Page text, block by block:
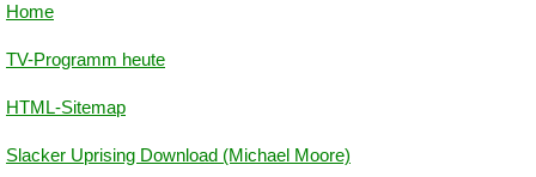
Home
TV-Programm heute
HTML-Sitemap
Slacker Uprising Download (Michael Moore)